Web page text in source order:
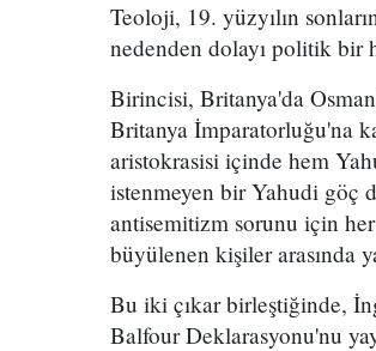
Teoloji, 19. yüzyılın
nedenden dolayı politik bir
Birincisi, Britanya'da
Britanya İmparatorluğu'na
aristokrasisi içinde hem
istenmeyen bir Yahudi göç
antisemitizm sorunu için
büyülenen kişiler arasında
Bu iki çıkar birleştiğinde,
Balfour Deklarasyonu'nu